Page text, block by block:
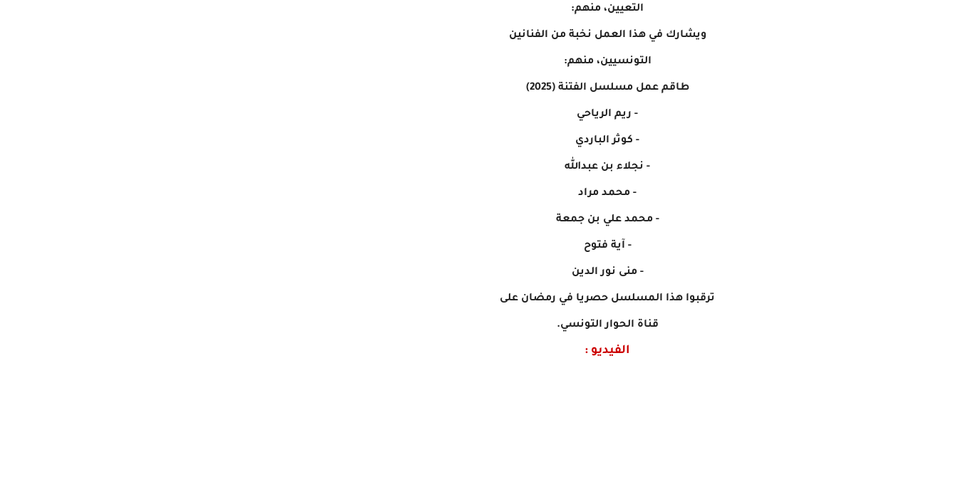
التعيين، منهم:
ويشارك في هذا العمل نخبة من الفنانين
التونسيين، منهم:
طاقم عمل مسلسل الفتنة (2025)
- ريم الرياحي
- كوثر الباردي
- نجلاء بن عبدالله
- محمد مراد
- محمد علي بن جمعة
- آية فتوح
- منى نور الدين
ترقبوا هذا المسلسل حصريا في رمضان على
قناة الحوار التونسي.
الفيديو :